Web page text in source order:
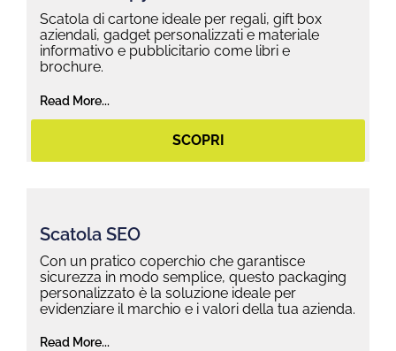
Scatola di cartone ideale per regali, gift box
aziendali, gadget personalizzati e materiale
informativo e pubblicitario come libri e
brochure.
Read More...
SCOPRI
Scatola SEO
Con un pratico coperchio che garantisce
sicurezza in modo semplice, questo packaging
personalizzato è la soluzione ideale per
evidenziare il marchio e i valori della tua azienda.
Read More...